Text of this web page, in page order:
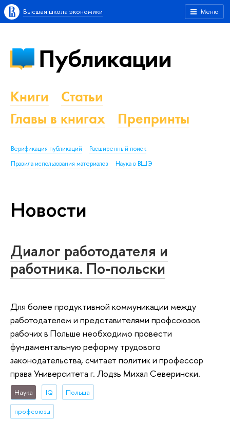
Меню
Высшая школа экономики
Публикации
Книги
Статьи
Главы в книгах
Препринты
Верификация публикаций
Расширенный поиск
Правила использования материалов
Наука в ВШЭ
Новости
Диалог работодателя и
работника. По-польски
Для более продуктивной коммуникации между
работодателем и представителями профсоюзов
рабочих в Польше необходимо провести
фундаментальную реформу трудового
законодательства, считает политик и профессор
права Университета г. Лодзь Михал Северински.
Наука IQ Польша
профсоюзы